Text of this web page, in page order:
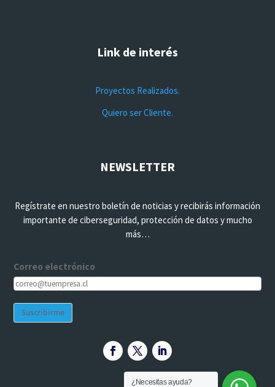
Link de interés
Proyectos Realizados.
Quiero ser Cliente.
NEWSLETTER
Regístrate en nuestro boletín de noticias y recibirás información
importante de ciberseguridad, protección de datos y mucho
más…
Correo electrónico
Suscribirme
¿Necesitas ayuda?